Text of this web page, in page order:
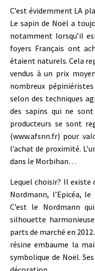
C’est évidemment LA
Le sapin de Noël a
notamment lorsqu’il
foyers Français ont
étaient naturels. Cela
vendus à un prix
nombreux
selon des techniques
des sapins qui ne
producteurs se sont
(www.afsnn.fr) pour
l’achat de proximité.
dans le Morbihan…
Lequel choisir? Il existe
Nordmann, l’Epicéa,
C’est le Nordmann
silhouette
parts de marché en
résine embaume la
symbolique de Noël.